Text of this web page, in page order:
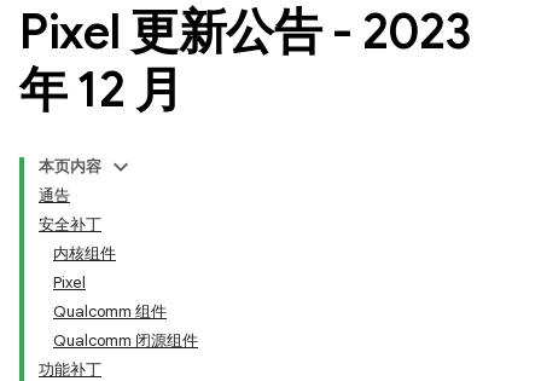
Pixel 更新公告 - 2023
年 12 月
本页内容
通告
安全补丁
内核组件
Pixel
Qualcomm 组件
Qualcomm 闭源组件
功能补丁